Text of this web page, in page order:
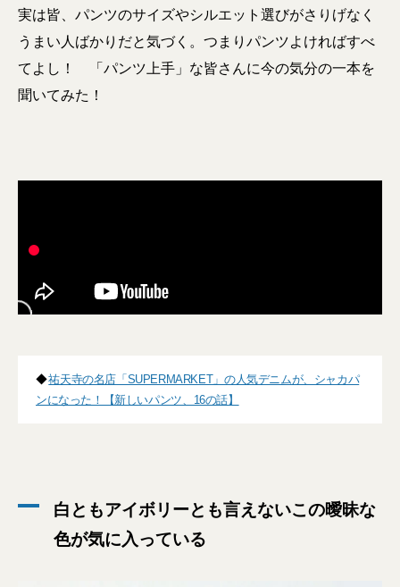
実は皆、パンツのサイズやシルエット選びがさりげなく
うまい人ばかりだと気づく。つまりパンツよければすべ
てよし！ 「パンツ上手」な皆さんに今の気分の一本を
聞いてみた！
◆祐天寺の名店「SUPERMARKET」の人気デニムが、シャカパ
ンになった！【新しいパンツ、16の話】
白ともアイボリーとも言えないこの曖昧な
色が気に入っている